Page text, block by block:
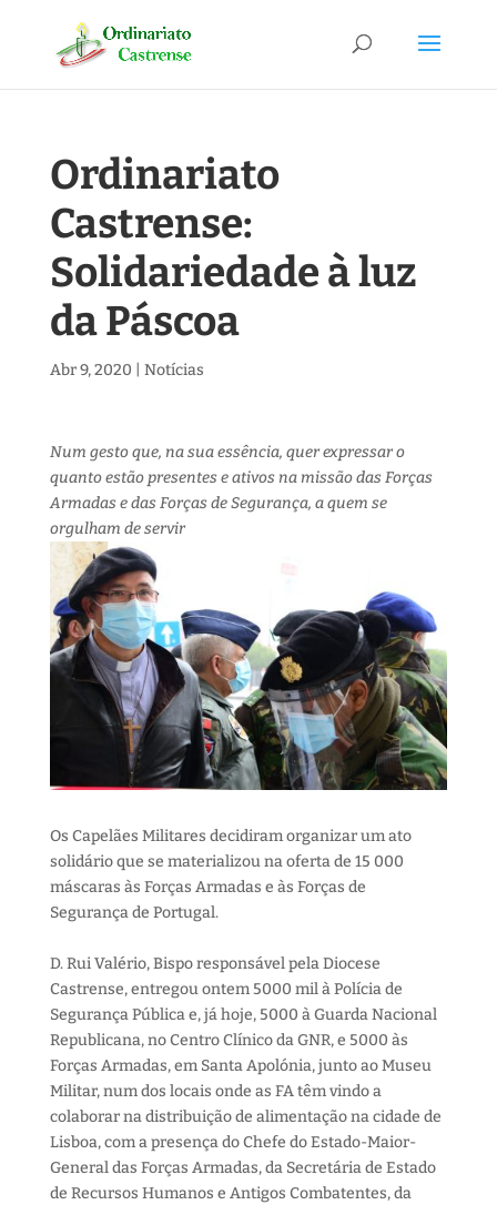
Ordinariato
Castrense:
Solidariedade à luz
da Páscoa
Abr 9, 2020 Notícias
Num gesto que, na sua essência, quer expressar o
quanto estão presentes e ativos na missão das Forças
Armadas e das Forças de Segurança, a quem se
orgulham de servir
Os Capelães Militares decidiram organizar um ato
solidário que se materializou na oferta de 15 000
máscaras às Forças Armadas e às Forças de
Segurança de Portugal.
D. Rui Valério, Bispo responsável pela Diocese
Castrense, entregou ontem 5000 mil à Polícia de
Segurança Pública e, já hoje, 5000 à Guarda Nacional
Republicana, no Centro Clínico da GNR, e 5000 às
Forças Armadas, em Santa Apolónia, junto ao Museu
Militar, num dos locais onde as FA têm vindo a
colaborar na distribuição de alimentação na cidade de
Lisboa, com a presença do Chefe do Estado-Maior-
General das Forças Armadas, da Secretária de Estado
de Recursos Humanos e Antigos Combatentes, da